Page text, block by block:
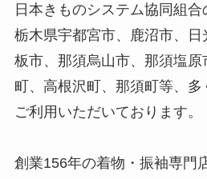
日本きものシステム協同組
栃木県宇都宮市、鹿沼市、
板市、那須烏山市、那須塩
町、高根沢町、那須町等、
ご利用いただいております。
創業156年の着物・振袖専門